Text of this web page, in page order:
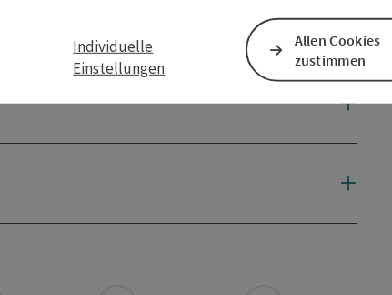
Individuelle
Einstellungen
Allen Cookies
zustimmen